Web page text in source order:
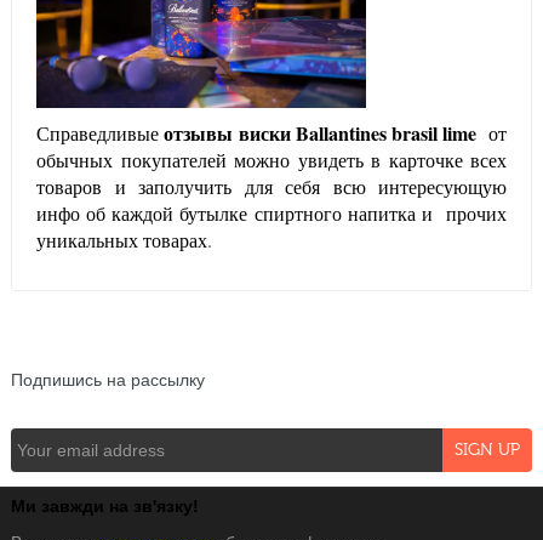
Справедливыеотзывы вискиBallantinesbrasil lime от
обычных покупателей можно увидеть в карточке всех
товаров и заполучить для себя всю интересующую
инфо об каждой бутылке спиртного напитка и прочих
уникальных товарах.
Подпишись на рассылку
Ми завжди на зв'язку!